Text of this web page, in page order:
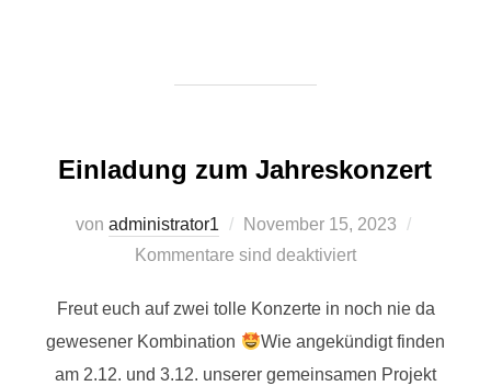
Einladung zum Jahreskonzert
von administrator1
Veröffentlicht
am
November 15, 2023
Kommentare sind deaktiviert
Freut euch auf zwei tolle Konzerte in noch nie da
gewesener Kombination
Wie angekündigt finden
am 2.12. und 3.12. unserer gemeinsamen Projekt